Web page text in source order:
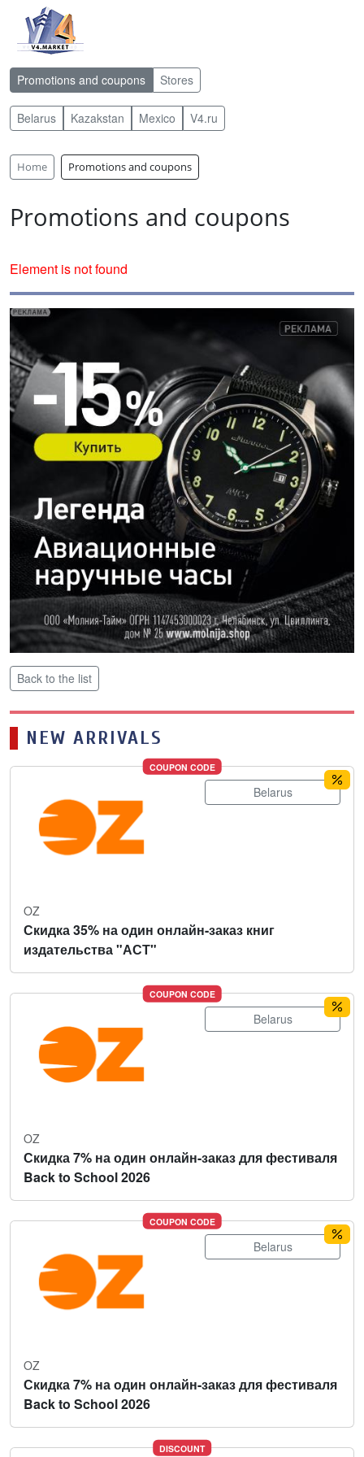
Promotions and coupons Stores
Belarus Kazakstan Mexico V4.ru
Home Promotions and coupons
Promotions and coupons
Element is not found
Back to the list
NEW ARRIVALS
COUPON CODE
Belarus
OZ
Скидка 35% на один онлайн-заказ книг
издательства "АСТ"
COUPON CODE
Belarus
OZ
Скидка 7% на один онлайн-заказ для фестиваля
Back to School 2026
COUPON CODE
Belarus
OZ
Скидка 7% на один онлайн-заказ для фестиваля
Back to School 2026
DISCOUNT